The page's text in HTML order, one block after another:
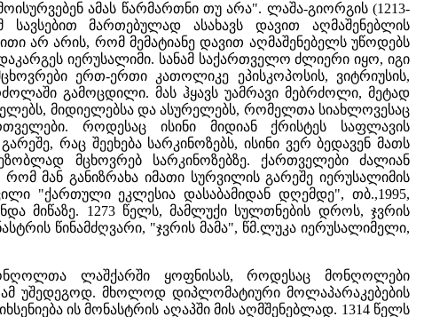
ამას წარმართნი თუ არა". ლაშა-გიორგის (1213-
მართებულად ასახავს დავით აღმაშენებლის
არის, რომ მემატიანე დავით აღმაშენებელს უწოდებს
იერუსალიმი. სანამ საქართველო ძლიერი იყო, იგი
ერთ-ერთი კათოლიკე ეპისკოპოსის, ვიტრიუსის,
გამოცდილი. მას ჰყავს უამრავი მებრძოლი, მეტად
მიდიელებსა და ასურელებს, რომელთა სიახლოვესაც
როდესაც ისინი მიდიან ქრისტეს საფლავის
რაც შეეხება სარკინოზებს, ისინი ვერ ბედავენ მათს
მცხოვრებ სარკინოზებზე. ქართველები ძალიან
მან განიზრახა იმათი სურვილის გარეშე იერუსალიმის
"ქართული ეკლესია დასაბამიდან დღემდე", თბ.,1995,
მიწაზე. 1273 წელს, მამლუქი სულთნების დროს, ჯვრის
წინამძღვარი, "ჯვრის მამა", წმ.ლუკა იერუსალიმელი,
ლაშქარში ყოფნისას, როდესაც მონღოლები
უშედეგოდ. მხოლოდ დიპლომატიური მოლაპარაკებების
ის მონასტრის აღაპში მის აღმშენებლად. 1314 წელს